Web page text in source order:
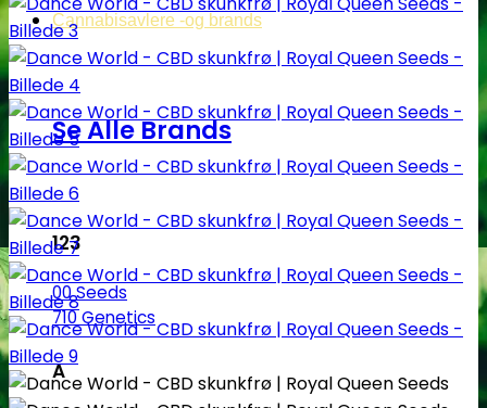
Cannabisavlere -og brands
Se Alle Brands
123
00 Seeds
710 Genetics
A